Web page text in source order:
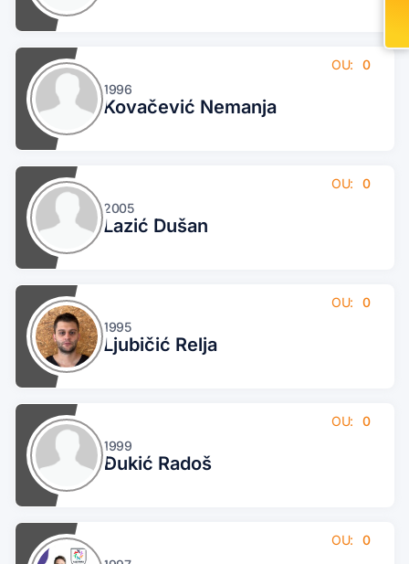
1996
Kovačević Nemanja
OU: 0
2005
Lazić Dušan
OU: 0
1995
Ljubičić Relja
OU: 0
1999
Đukić Radoš
OU: 0
OU: 0